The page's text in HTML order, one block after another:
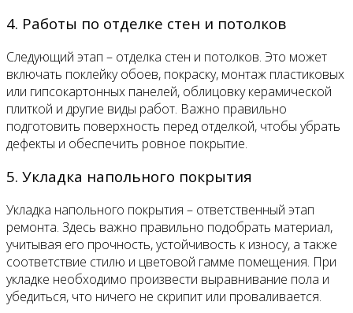
4. Работы по отделке стен и потолков
Следующий этап – отделка стен и потолков. Это может
включать поклейку обоев, покраску, монтаж пластиковых
или гипсокартонных панелей, облицовку керамической
плиткой и другие виды работ. Важно правильно
подготовить поверхность перед отделкой, чтобы убрать
дефекты и обеспечить ровное покрытие.
5. Укладка напольного покрытия
Укладка напольного покрытия – ответственный этап
ремонта. Здесь важно правильно подобрать материал,
учитывая его прочность, устойчивость к износу, а также
соответствие стилю и цветовой гамме помещения. При
укладке необходимо произвести выравнивание пола и
убедиться, что ничего не скрипит или проваливается.